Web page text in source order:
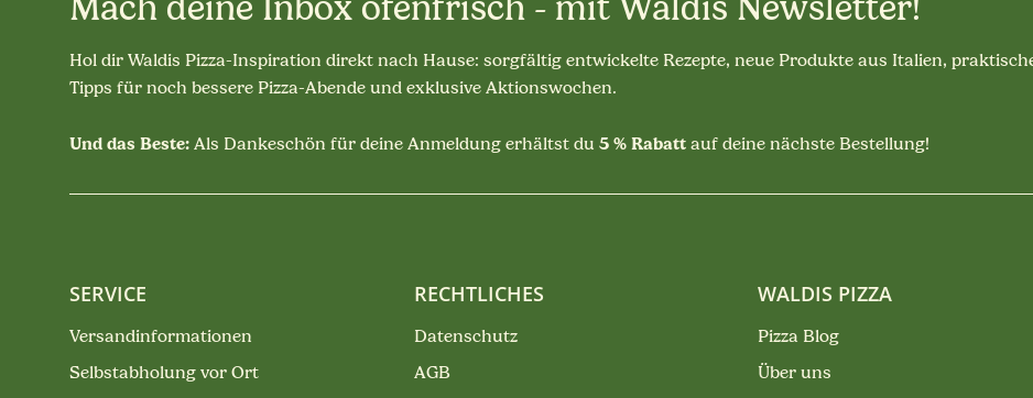
Mach deine Inbox ofenfrisch - mit Waldis Newsletter!
Hol dir Waldis Pizza-Inspiration direkt nach Hause: sorgfältig entwickelte Rezepte, neue Produkte aus Italien,
Tipps für noch bessere Pizza-Abende und exklusive Aktionswochen.
Und das Beste: Als Dankeschön für deine Anmeldung erhältst du 5 % Rabatt auf deine nächste Bestellung!
SERVICE
Versandinformationen
Selbstabholung vor Ort
RECHTLICHES
Datenschutz
AGB
WALDIS PIZZA
Pizza Blog
Über uns